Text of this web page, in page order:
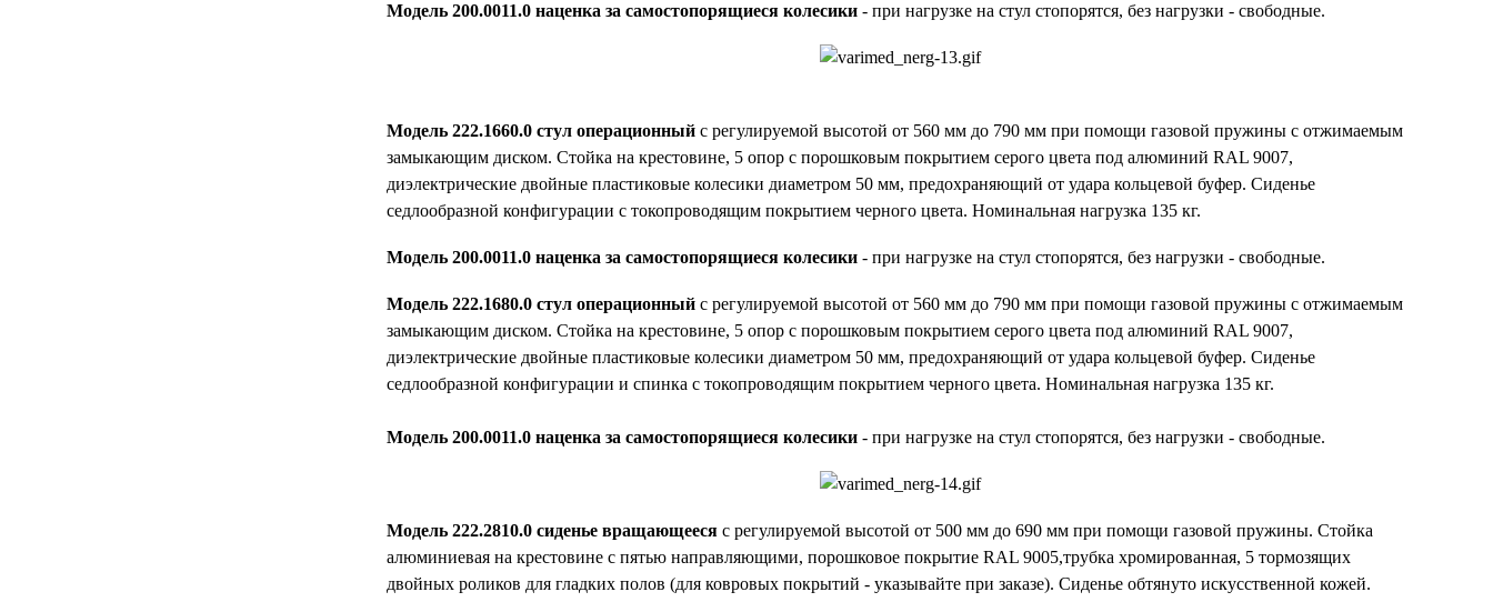
Модель 200.0011.0 наценка за самостопорящиеся колесики - при нагрузке на стул стопорятся, без нагрузки - свободные.
Модель 222.1660.0 стул операционный с регулируемой высотой от 560 мм до 790 мм при помощи газовой пружины с отжимаемым
замыкающим диском. Стойка на крестовине, 5 опор с порошковым покрытием серого цвета под алюминий RAL 9007,
диэлектрические двойные пластиковые колесики диаметром 50 мм, предохраняющий от удара кольцевой буфер. Сиденье
седлообразной конфигурации с токопроводящим покрытием черного цвета. Номинальная нагрузка 135 кг.
Модель 200.0011.0 наценка за самостопорящиеся колесики - при нагрузке на стул стопорятся, без нагрузки - свободные.
Модель 222.1680.0 стул операционный с регулируемой высотой от 560 мм до 790 мм при помощи газовой пружины с отжимаемым
замыкающим диском. Стойка на крестовине, 5 опор с порошковым покрытием серого цвета под алюминий RAL 9007,
диэлектрические двойные пластиковые колесики диаметром 50 мм, предохраняющий от удара кольцевой буфер. Сиденье
седлообразной конфигурации и спинка с токопроводящим покрытием черного цвета. Номинальная нагрузка 135 кг.
Модель 200.0011.0 наценка за самостопорящиеся колесики - при нагрузке на стул стопорятся, без нагрузки - свободные.
Модель 222.2810.0 сиденье вращающееся с регулируемой высотой от 500 мм до 690 мм при помощи газовой пружины. Стойка
алюминиевая на крестовине с пятью направляющими, порошковое покрытие RAL 9005,трубка хромированная, 5 тормозящих
двойных роликов для гладких полов (для ковровых покрытий - указывайте при заказе). Сиденье обтянуто искусственной кожей.